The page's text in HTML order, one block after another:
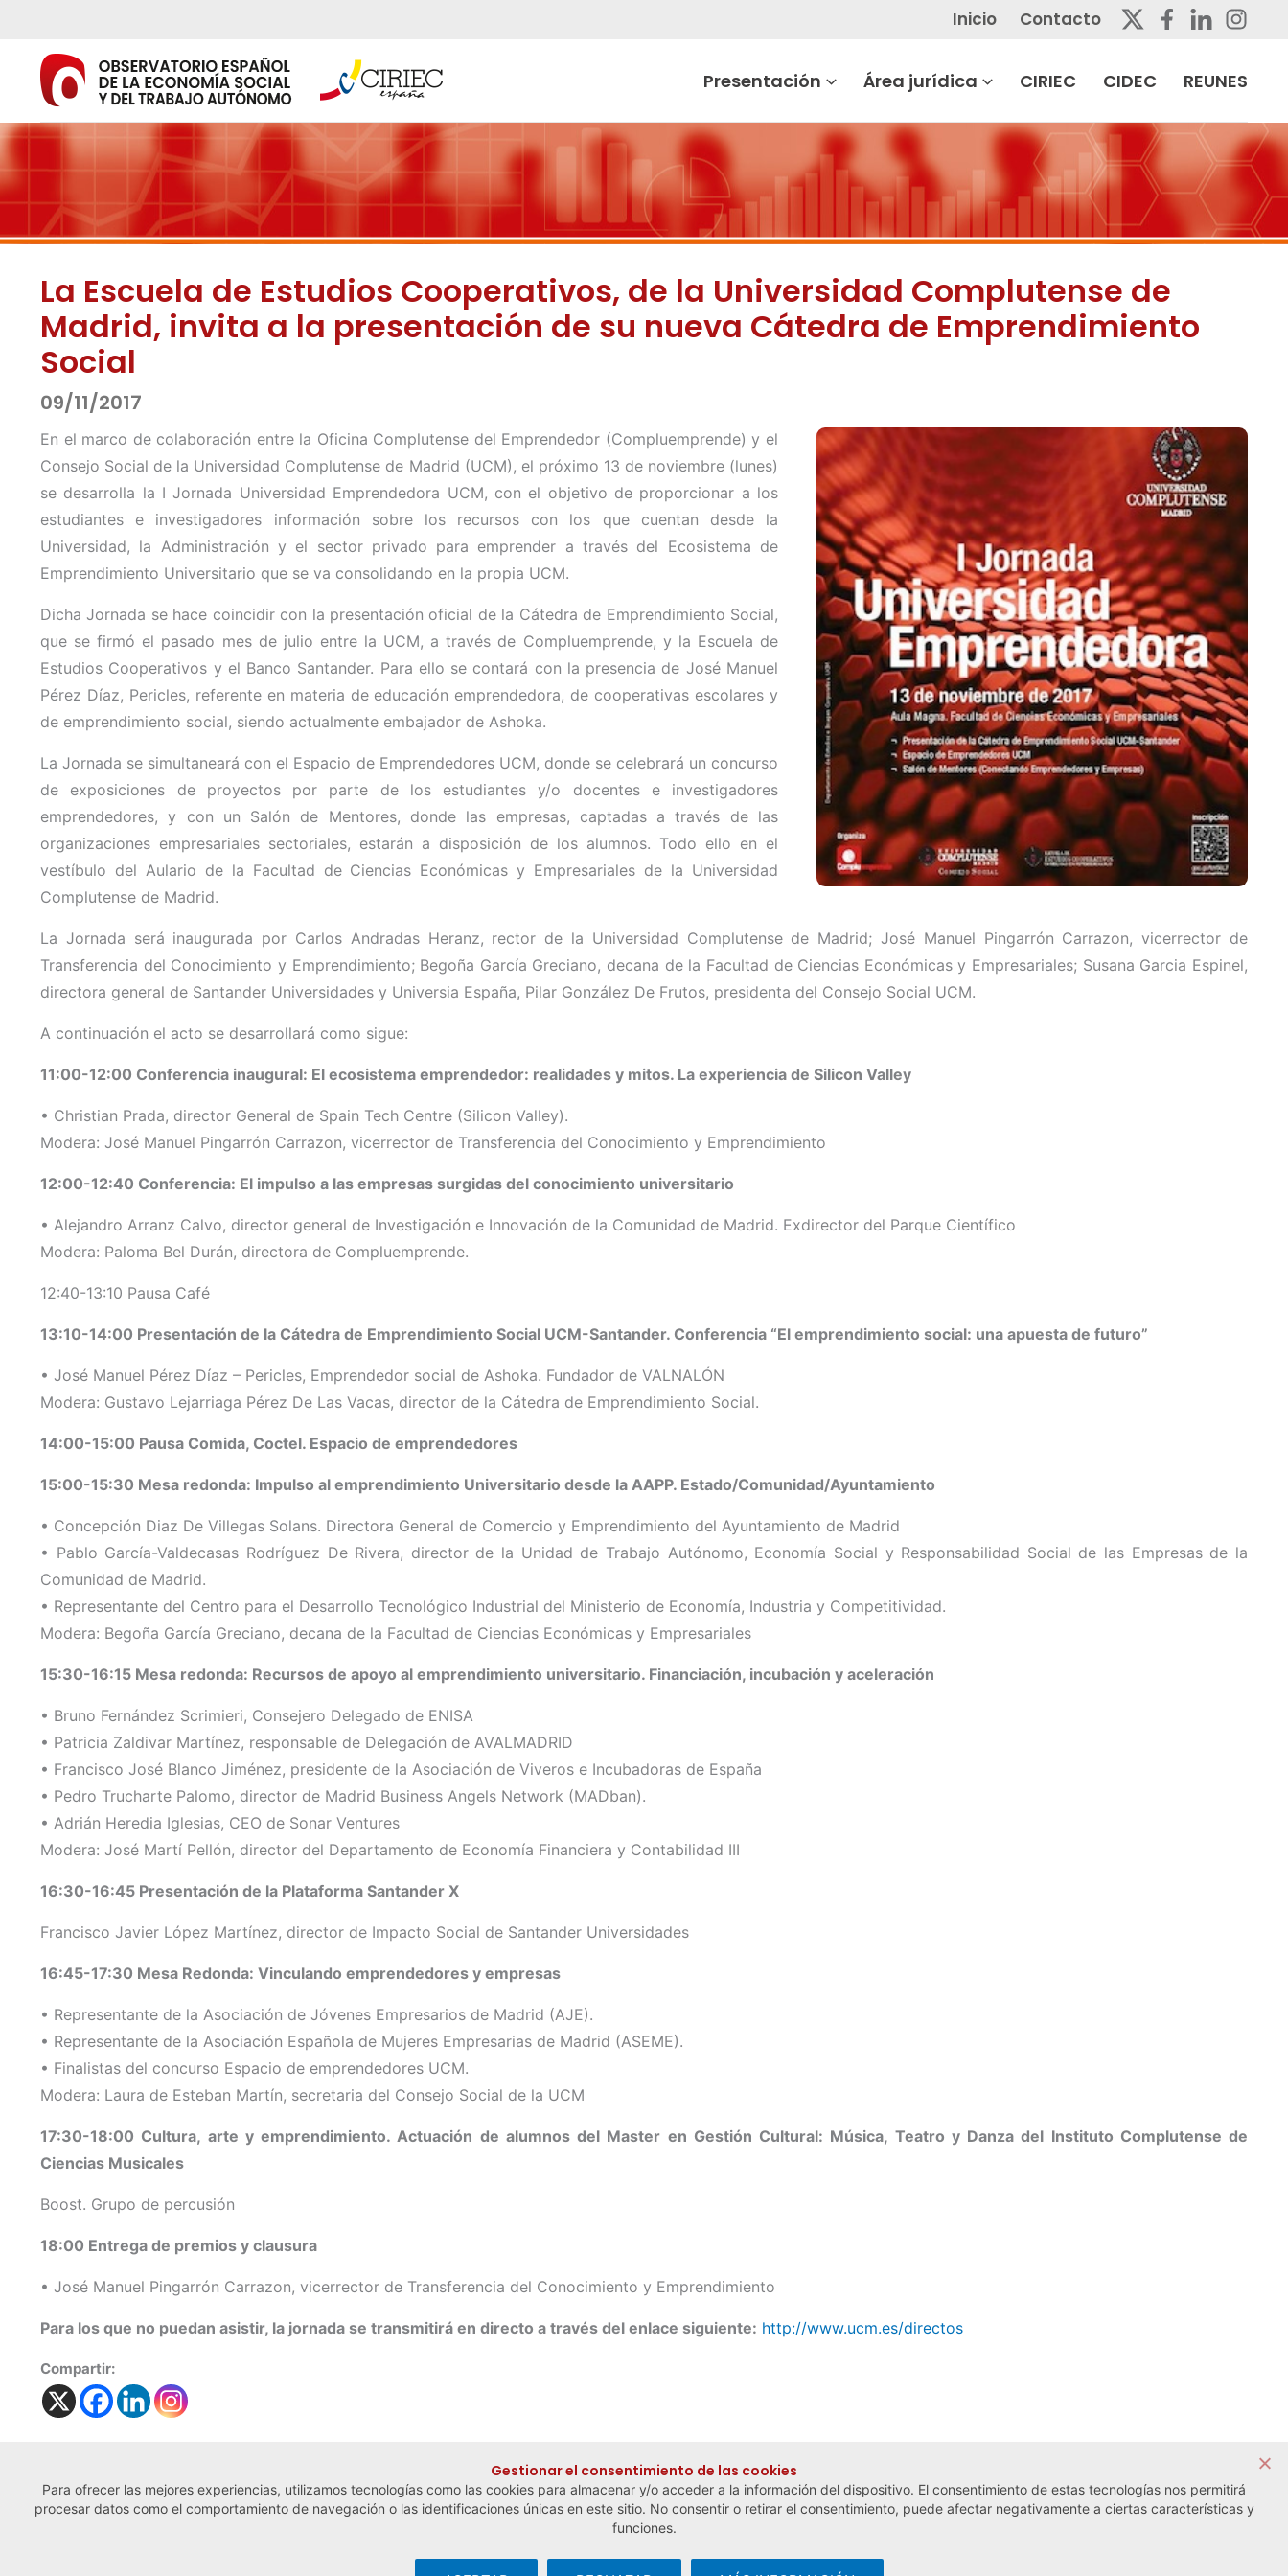
contenido
Inicio Contacto
Presentación Área jurídica CIRIEC CIDEC REUNES
La Escuela de Estudios Cooperativos, de la Universidad Complutense de
Madrid, invita a la presentación de su nueva Cátedra de Emprendimiento
Social
09/11/2017
En el marco de colaboración entre la Oficina Complutense del Emprendedor (Compluemprende) y el
Consejo Social de la Universidad Complutense de Madrid (UCM), el próximo 13 de noviembre (lunes)
se desarrolla la I Jornada Universidad Emprendedora UCM, con el objetivo de proporcionar a los
estudiantes e investigadores información sobre los recursos con los que cuentan desde la
Universidad, la Administración y el sector privado para emprender a través del Ecosistema de
Emprendimiento Universitario que se va consolidando en la propia UCM.
Dicha Jornada se hace coincidir con la presentación oficial de la Cátedra de Emprendimiento Social,
que se firmó el pasado mes de julio entre la UCM, a través de Compluemprende, y la Escuela de
Estudios Cooperativos y el Banco Santander. Para ello se contará con la presencia de José Manuel
Pérez Díaz, Pericles, referente en materia de educación emprendedora, de cooperativas escolares y
de emprendimiento social, siendo actualmente embajador de Ashoka.
La Jornada se simultaneará con el Espacio de Emprendedores UCM, donde se celebrará un concurso
de exposiciones de proyectos por parte de los estudiantes y/o docentes e investigadores
emprendedores, y con un Salón de Mentores, donde las empresas, captadas a través de las
organizaciones empresariales sectoriales, estarán a disposición de los alumnos. Todo ello en el
vestíbulo del Aulario de la Facultad de Ciencias Económicas y Empresariales de la Universidad
Complutense de Madrid.
La Jornada será inaugurada por Carlos Andradas Heranz, rector de la Universidad Complutense de Madrid; José Manuel Pingarrón Carrazon, vicerrector de
Transferencia del Conocimiento y Emprendimiento; Begoña García Greciano, decana de la Facultad de Ciencias Económicas y Empresariales; Susana Garcia Espinel,
directora general de Santander Universidades y Universia España, Pilar González De Frutos, presidenta del Consejo Social UCM.
A continuación el acto se desarrollará como sigue:
11:00-12:00 Conferencia inaugural: El ecosistema emprendedor: realidades y mitos. La experiencia de Silicon Valley
• Christian Prada, director General de Spain Tech Centre (Silicon Valley).
Modera: José Manuel Pingarrón Carrazon, vicerrector de Transferencia del Conocimiento y Emprendimiento
12:00-12:40 Conferencia: El impulso a las empresas surgidas del conocimiento universitario
• Alejandro Arranz Calvo, director general de Investigación e Innovación de la Comunidad de Madrid. Exdirector del Parque Científico
Modera: Paloma Bel Durán, directora de Compluemprende.
12:40-13:10 Pausa Café
13:10-14:00 Presentación de la Cátedra de Emprendimiento Social UCM-Santander. Conferencia “El emprendimiento social: una apuesta de futuro”
• José Manuel Pérez Díaz – Pericles, Emprendedor social de Ashoka. Fundador de VALNALÓN
Modera: Gustavo Lejarriaga Pérez De Las Vacas, director de la Cátedra de Emprendimiento Social.
14:00-15:00 Pausa Comida, Coctel. Espacio de emprendedores
15:00-15:30 Mesa redonda: Impulso al emprendimiento Universitario desde la AAPP. Estado/Comunidad/Ayuntamiento
• Concepción Diaz De Villegas Solans. Directora General de Comercio y Emprendimiento del Ayuntamiento de Madrid
• Pablo García-Valdecasas Rodríguez De Rivera, director de la Unidad de Trabajo Autónomo, Economía Social y Responsabilidad Social de las Empresas de la
Comunidad de Madrid.
• Representante del Centro para el Desarrollo Tecnológico Industrial del Ministerio de Economía, Industria y Competitividad.
Modera: Begoña García Greciano, decana de la Facultad de Ciencias Económicas y Empresariales
15:30-16:15 Mesa redonda: Recursos de apoyo al emprendimiento universitario. Financiación, incubación y aceleración
• Bruno Fernández Scrimieri, Consejero Delegado de ENISA
• Patricia Zaldivar Martínez, responsable de Delegación de AVALMADRID
• Francisco José Blanco Jiménez, presidente de la Asociación de Viveros e Incubadoras de España
• Pedro Trucharte Palomo, director de Madrid Business Angels Network (MADban).
• Adrián Heredia Iglesias, CEO de Sonar Ventures
Modera: José Martí Pellón, director del Departamento de Economía Financiera y Contabilidad III
16:30-16:45 Presentación de la Plataforma Santander X
Francisco Javier López Martínez, director de Impacto Social de Santander Universidades
16:45-17:30 Mesa Redonda: Vinculando emprendedores y empresas
• Representante de la Asociación de Jóvenes Empresarios de Madrid (AJE).
• Representante de la Asociación Española de Mujeres Empresarias de Madrid (ASEME).
• Finalistas del concurso Espacio de emprendedores UCM.
Modera: Laura de Esteban Martín, secretaria del Consejo Social de la UCM
17:30-18:00 Cultura, arte y emprendimiento. Actuación de alumnos del Master en Gestión Cultural: Música, Teatro y Danza del Instituto Complutense de
Ciencias Musicales
Boost. Grupo de percusión
18:00 Entrega de premios y clausura
• José Manuel Pingarrón Carrazon, vicerrector de Transferencia del Conocimiento y Emprendimiento
Para los que no puedan asistir, la jornada se transmitirá en directo a través del enlace siguiente: http://www.ucm.es/directos
Compartir:
← Noticia anterior Noticia siguiente →
Gestionar el consentimiento de las cookies
Para ofrecer las mejores experiencias, utilizamos tecnologías como las cookies para almacenar y/o acceder a la información del dispositivo. El consentimiento de estas tecnologías nos permitirá
procesar datos como el comportamiento de navegación o las identificaciones únicas en este sitio. No consentir o retirar el consentimiento, puede afectar negativamente a ciertas características y
funciones.